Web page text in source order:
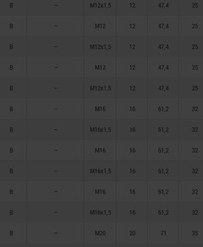
B — M12x1,5 12 47,4 25
B — M12 12 47,4 25
B — M12x1,5 12 47,4 25
B — M12 12 47,4 25
B — M12x1,5 12 47,4 25
B — M16 16 61,2 32
B — M16x1,5 16 61,2 32
B — M16 16 61,2 32
B — M16x1,5 16 61,2 32
B — M16 16 61,2 32
B — M16x1,5 16 61,2 32
B — M20 20 71 35